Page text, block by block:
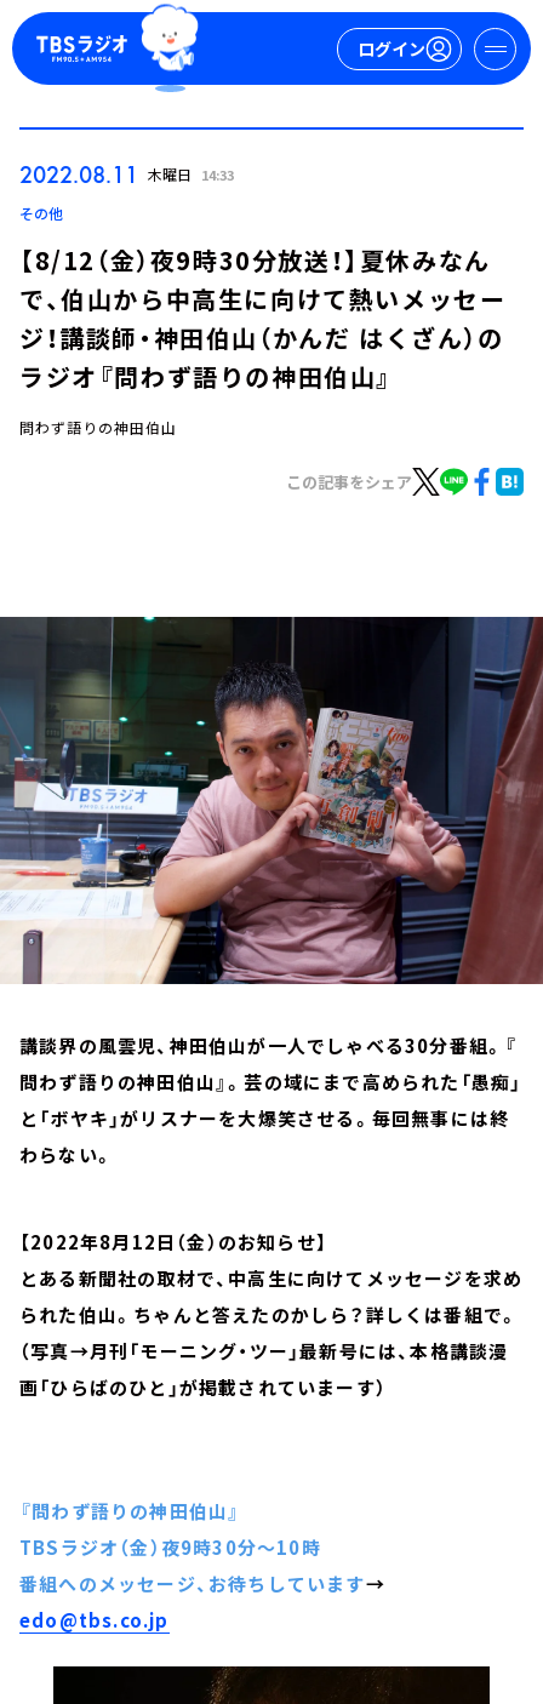
ログイン
今日の番組表
YouTube
会社情報
2022.08.11 木曜日 14:33
その他
【8/12（金）夜9時30分放送！】夏休みなん
で、伯山から中高生に向けて熱いメッセー
ジ！講談師・神田伯山（かんだ はくざん）の
ラジオ『問わず語りの神田伯山』
問わず語りの神田伯山
この記事をシェア
講談界の風雲児、神田伯山が一人でしゃべる30分番組。『
問わず語りの神田伯山』。芸の域にまで高められた「愚痴」
と「ボヤキ」がリスナーを大爆笑させる。毎回無事には終
わらない。
【2022年8月12日（金）のお知らせ】
とある新聞社の取材で、中高生に向けてメッセージを求め
られた伯山。ちゃんと答えたのかしら？詳しくは番組で。
（写真→月刊「モーニング・ツー」最新号には、本格講談漫
画「ひらばのひと」が掲載されていまーす）
『問わず語りの神田伯山』
TBSラジオ（金）夜9時30分～10時
番組へのメッセージ、お待ちしています→
edo@tbs.co.jp